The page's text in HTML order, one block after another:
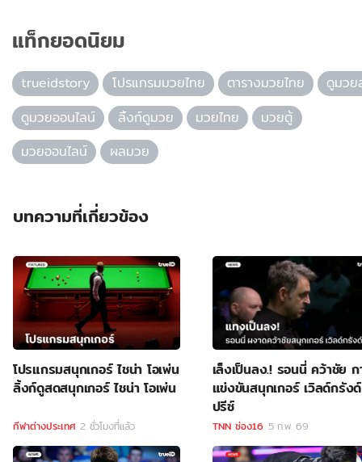
แท็กยอดนิยม
trueidstory โปรแกรมมวยไทย ตารางมวยไทย
ดูมว
ดูมวยออนไลน์
ลิ้งก์ดูมวย มวยไทย
มวยตู้
มวยออนไลน์
ผลมวย
บทความที่เกี่ยวข้อง
โปรแกรมสนุกเกอร์ ไชน่า โอเพ่น
ลิ้งก์ดูสดสนุกเกอร์ ไชน่า โอเพ่น
กีฬาต่างประเทศ 2 ชั่วโมงที่แล้ว
เล็งเป็นลง.! รอนนี่ คว้าชัย ก
แข่งขันสนุกเกอร์ เวิลด์กรังด์
ปรีซ์
TNN ช่อง16 5 ก.พ. 69